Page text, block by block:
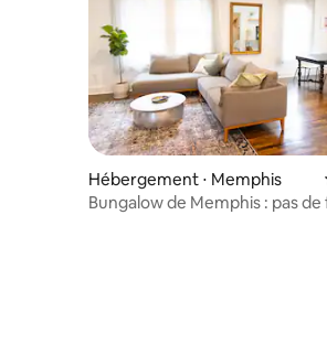
Hébergement ⋅ Memphis
Bungalow de Memphis : pas de